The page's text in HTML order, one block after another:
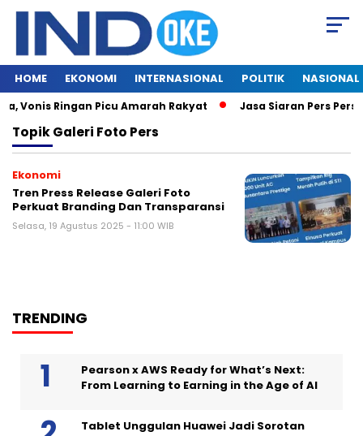
HOME EKONOMI INTERNASIONAL POLITIK NASIONAL
Vonis Ringan Picu Amarah Rakyat Jasa Siaran Pers
TopikGaleri Foto Pers
Ekonomi
Tren Press Release Galeri Foto
Perkuat Branding Dan Transparansi
Selasa, 19 Agustus 2025 - 11:00 WIB
TRENDING
Pearson x AWS Ready for What’s Next:
From Learning to Earning in the Age of AI
Tablet Unggulan Huawei Jadi Sorotan